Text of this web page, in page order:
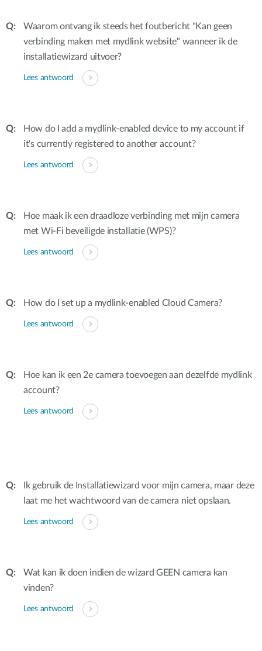
Waarom ontvang ik steeds het foutbericht "Kan geen
verbinding maken met mydlink website" wanneer ik de
installatiewizard uitvoer?
Lees antwoord
How do I add a mydlink-enabled device to my account if
it's currently registered to another account?
Lees antwoord
Hoe maak ik een draadloze verbinding met mijn camera
met Wi-Fi beveiligde installatie (WPS)?
Lees antwoord
How do I set up a mydlink-enabled Cloud Camera?
Lees antwoord
Hoe kan ik een 2e camera toevoegen aan dezelfde mydlink
account?
Lees antwoord
Ik gebruik de Installatiewizard voor mijn camera, maar deze
laat me het wachtwoord van de camera niet opslaan.
Lees antwoord
Wat kan ik doen indien de wizard GEEN camera kan
vinden?
Lees antwoord